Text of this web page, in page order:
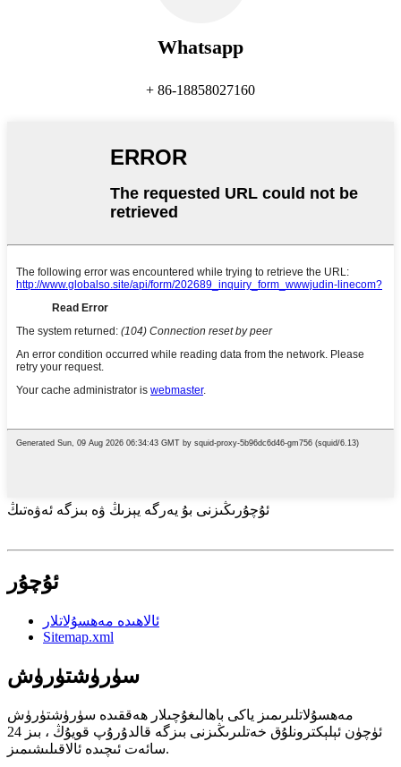
Whatsapp
+ 86-18858027160
ئۇچۇرىڭىزنى بۇ يەرگە يېزىڭ ۋە بىزگە ئەۋەتىڭ
ئۇچۇر
ئالاھىدە مەھسۇلاتلار
Sitemap.xml
سۈرۈشتۈرۈش
مەھسۇلاتلىرىمىز ياكى باھالىغۇچىلار ھەققىدە سۈرۈشتۈرۈش
ئۈچۈن ئېلېكترونلۇق خەتلىرىڭىزنى بىزگە قالدۇرۇپ قويۇڭ ، بىز 24
سائەت ئىچىدە ئالاقىلىشىمىز.